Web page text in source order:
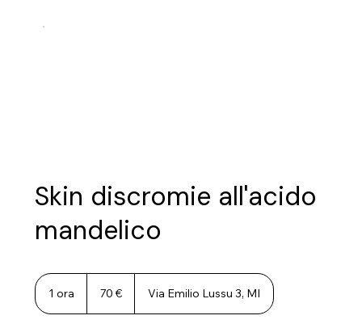
Skin discromie all'acido
mandelico
1 ora 70 € Via Emilio Lussu 3, MI